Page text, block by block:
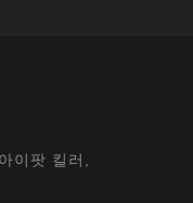
이팟 킬러,